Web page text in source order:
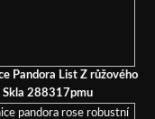
Pandora List Z růžového
Skla 288317pmu